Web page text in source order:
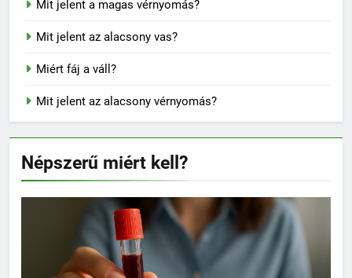
Mit jelent a magas vérnyomás?
Mit jelent az alacsony vas?
Miért fáj a váll?
Mit jelent az alacsony vérnyomás?
Népszerű miért kell?